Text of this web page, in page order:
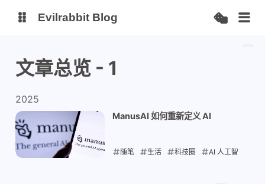
博客
Evilrabbit Blog
文章总览 - 1
2025
ManusAI 如何重新定义 AI
随笔 生活 科技圈 AI 人工智